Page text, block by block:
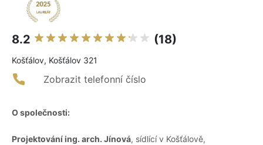
8.2 (18)
Košťálov, Košťálov 321
Zobrazit telefonní číslo
O společnosti:
Projektování ing. arch. Jínová, sídlící v Košťálově,